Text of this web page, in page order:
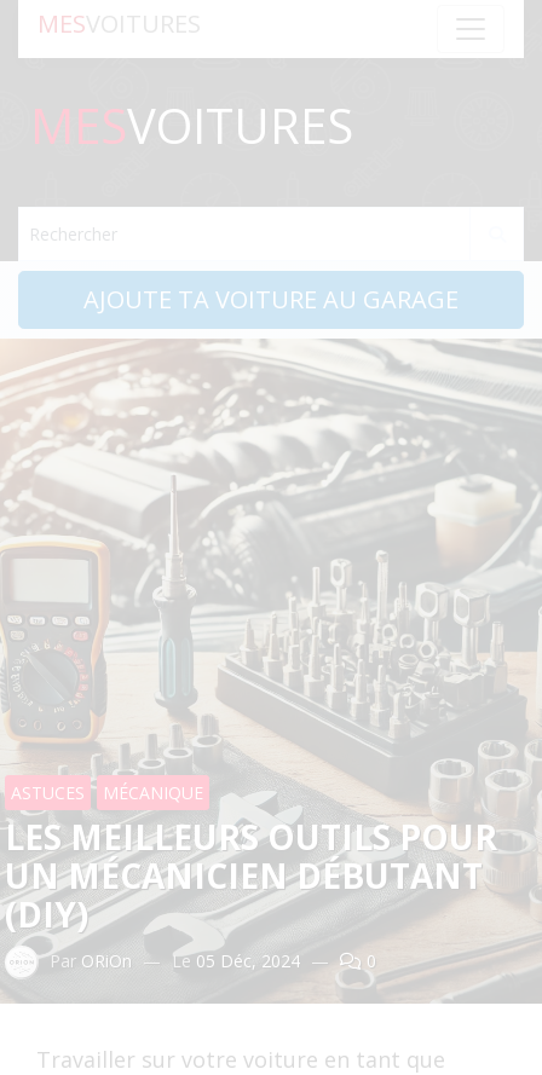
MESVOITURES
MESVOITURES
AJOUTE TA VOITURE AU GARAGE
ASTUCES MÉCANIQUE
LES MEILLEURS OUTILS POUR
UN MÉCANICIEN DÉBUTANT
(DIY)
Par ORiOn — Le05 Déc, 2024 — 0
Travailler sur votre voiture en tant que